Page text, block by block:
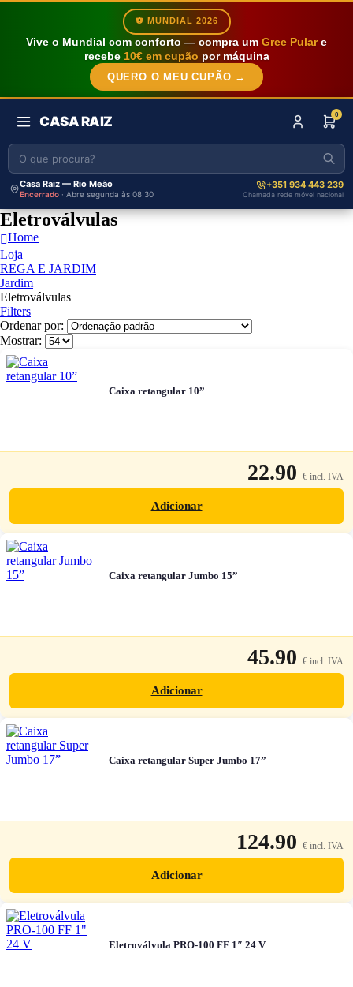
⚽ MUNDIAL 2026
Vive o Mundial com conforto — compra um Gree Pulare
recebe 10€ em cupão por máquina
QUERO O MEU CUPÃO →
CASA RAIZ 0
Casa Raiz — Rio Meão
Encerrado · Abre segunda às 08:30
+351 934 443 239
Chamada rede móvel nacional
Eletroválvulas
Home
Loja
REGA E JARDIM
Jardim
Eletroválvulas
Filters
Ordenar por:
Mostrar:
Caixa retangular 10”
22.90
Adicionar
Caixa retangular Jumbo 15”
45.90
Adicionar
Caixa retangular Super Jumbo 17”
124.90
Adicionar
Eletroválvula PRO-100 FF 1″ 24 V